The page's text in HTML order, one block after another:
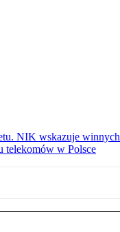
NIK wskazuje winnych
telekomów w Polsce